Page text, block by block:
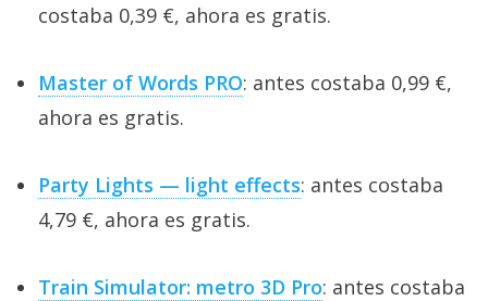
costaba 0,39 €, ahora es gratis.
Master of Words PRO: antes costaba 0,99 €,
ahora es gratis.
Party Lights — light effects: antes costaba
4,79 €, ahora es gratis.
Train Simulator: metro 3D Pro: antes costaba